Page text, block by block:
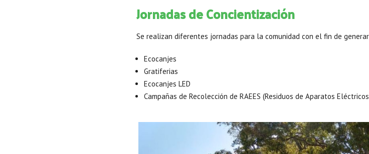
Jornadas de Concientización
Se realizan diferentes jornadas para la comunidad con el fin de
Ecocanjes
Gratiferias
Ecocanjes LED
Campañas de Recolección de RAEES (Residuos de Aparatos